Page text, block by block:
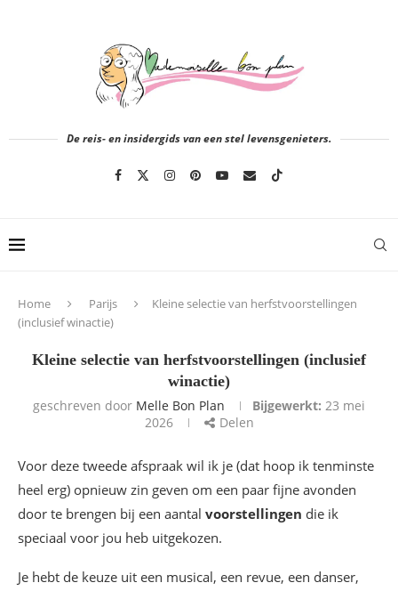
De reis- en insidergids van een stel levensgenieters.
Home Parijs
Kleine selectie van herfstvoorstellingen
(inclusief winactie)
Kleine selectie van herfstvoorstellingen (inclusief
winactie)
geschreven door Melle Bon Plan Bijgewerkt: 23 mei
2026
Delen
Voor deze tweede afspraak wil ik je (dat hoop ik tenminste
heel erg) opnieuw zin geven om een paar fijne avonden
door te brengen bij een aantal voorstellingen die ik
speciaal voor jou heb uitgekozen.
Je hebt de keuze uit een musical, een revue, een danser,